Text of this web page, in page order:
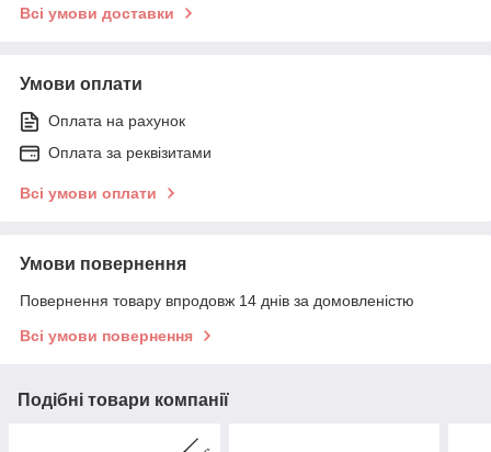
Всі умови доставки
Умови оплати
Оплата на рахунок
Оплата за реквізитами
Всі умови оплати
Умови повернення
Повернення товару впродовж 14 днів за домовленістю
Всі умови повернення
Подібні товари компанії